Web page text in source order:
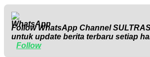
Follow WhatsApp Channel
untuk update berita terbaru setiap
Follow